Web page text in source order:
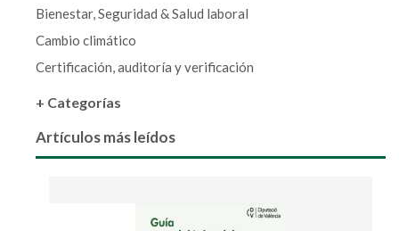
Bienestar, Seguridad & Salud laboral
Cambio climático
Certificación, auditoría y verificación
+ Categorías
Artículos más leídos